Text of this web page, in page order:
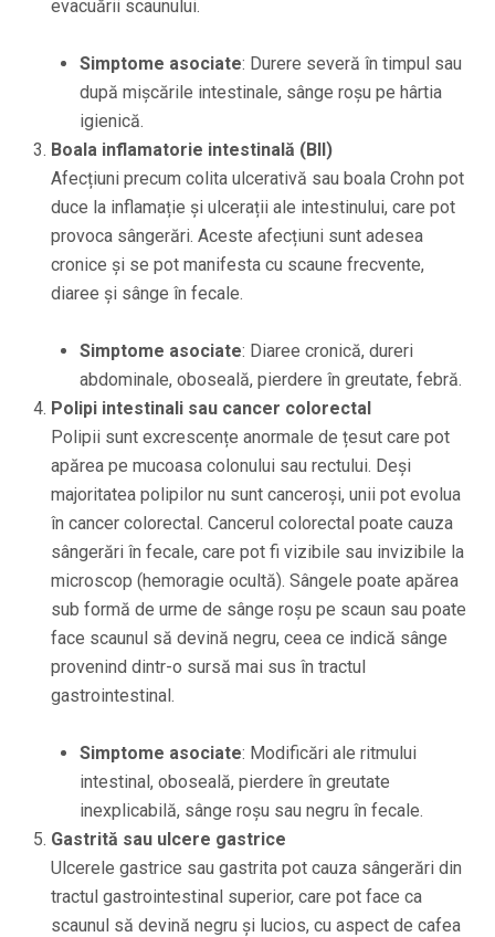
evacuării scaunului.
Simptome asociate: Durere severă în timpul sau
după mișcările intestinale, sânge roșu pe hârtia
igienică.
Boala inflamatorie intestinală (BII)
Afecțiuni precum colita ulcerativă sau boala Crohn pot
duce la inflamație și ulcerații ale intestinului, care pot
provoca sângerări. Aceste afecțiuni sunt adesea
cronice și se pot manifesta cu scaune frecvente,
diaree și sânge în fecale.
Simptome asociate: Diaree cronică, dureri
abdominale, oboseală, pierdere în greutate, febră.
Polipi intestinali sau cancer colorectal
Polipii sunt excrescențe anormale de țesut care pot
apărea pe mucoasa colonului sau rectului. Deși
majoritatea polipilor nu sunt canceroși, unii pot evolua
în cancer colorectal. Cancerul colorectal poate cauza
sângerări în fecale, care pot fi vizibile sau invizibile la
microscop (hemoragie ocultă). Sângele poate apărea
sub formă de urme de sânge roșu pe scaun sau poate
face scaunul să devină negru, ceea ce indică sânge
provenind dintr-o sursă mai sus în tractul
gastrointestinal.
Simptome asociate: Modificări ale ritmului
intestinal, oboseală, pierdere în greutate
inexplicabilă, sânge roșu sau negru în fecale.
Gastrită sau ulcere gastrice
Ulcerele gastrice sau gastrita pot cauza sângerări din
tractul gastrointestinal superior, care pot face ca
scaunul să devină negru și lucios, cu aspect de cafea